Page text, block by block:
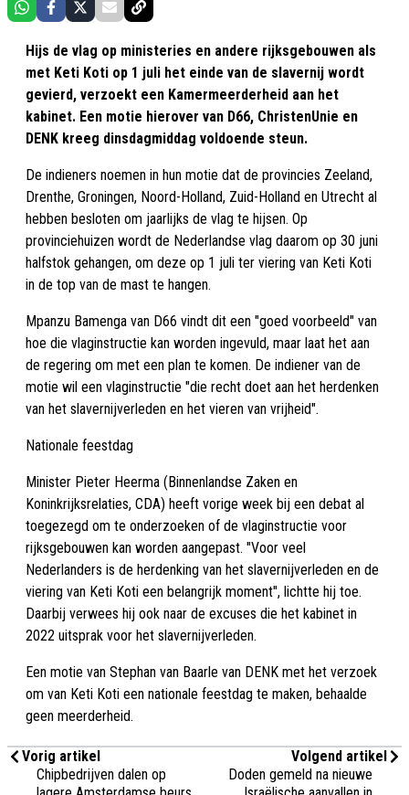
Hijs de vlag op ministeries en andere rijksgebouwen als
met Keti Koti op 1 juli het einde van de slavernij wordt
gevierd, verzoekt een Kamermeerderheid aan het
kabinet. Een motie hierover van D66, ChristenUnie en
DENK kreeg dinsdagmiddag voldoende steun.
De indieners noemen in hun motie dat de provincies Zeeland,
Drenthe, Groningen, Noord-Holland, Zuid-Holland en Utrecht al
hebben besloten om jaarlijks de vlag te hijsen. Op
provinciehuizen wordt de Nederlandse vlag daarom op 30 juni
halfstok gehangen, om deze op 1 juli ter viering van Keti Koti
in de top van de mast te hangen.
Mpanzu Bamenga van D66 vindt dit een "goed voorbeeld" van
hoe die vlaginstructie kan worden ingevuld, maar laat het aan
de regering om met een plan te komen. De indiener van de
motie wil een vlaginstructie "die recht doet aan het herdenken
van het slavernijverleden en het vieren van vrijheid".
Nationale feestdag
Minister Pieter Heerma (Binnenlandse Zaken en
Koninkrijksrelaties, CDA) heeft vorige week bij een debat al
toegezegd om te onderzoeken of de vlaginstructie voor
rijksgebouwen kan worden aangepast. "Voor veel
Nederlanders is de herdenking van het slavernijverleden en de
viering van Keti Koti een belangrijk moment", lichtte hij toe.
Daarbij verwees hij ook naar de excuses die het kabinet in
2022 uitsprak voor het slavernijverleden.
Een motie van Stephan van Baarle van DENK met het verzoek
om van Keti Koti een nationale feestdag te maken, behaalde
geen meerderheid.
Vorig artikel
Chipbedrijven dalen op
Volgend artikel
Doden gemeld na nieuwe